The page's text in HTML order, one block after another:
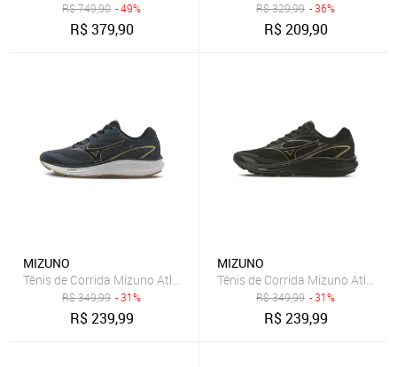
R$749,90 - 49%
R$379,90
R$329,99 - 36%
R$209,90
MIZUNO
Tênis de Corrida Mizuno Atlantis 2
R$349,99 - 31%
R$239,99
MIZUNO
Tênis de Corrida Mizuno Atlantis
R$349,99 - 31%
R$239,99